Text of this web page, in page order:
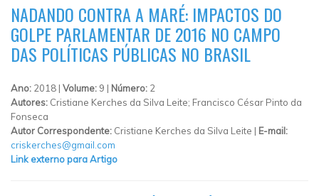
NADANDO CONTRA A MARÉ: IMPACTOS DO
GOLPE PARLAMENTAR DE 2016 NO CAMPO
DAS POLÍTICAS PÚBLICAS NO BRASIL
Ano: 2018 | Volume: 9 | Número: 2
Autores: Cristiane Kerches da Silva Leite; Francisco César Pinto da
Fonseca
Autor Correspondente: Cristiane Kerches da Silva Leite | E-mail:
criskerches@gmail.com
Link externo para Artigo